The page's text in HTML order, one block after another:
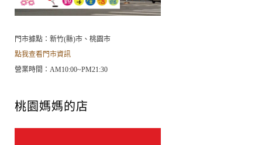
門市據點：新竹(縣)市、桃園市
點我查看門市資訊
營業時間：AM10:00~PM21:30
桃園媽媽的店